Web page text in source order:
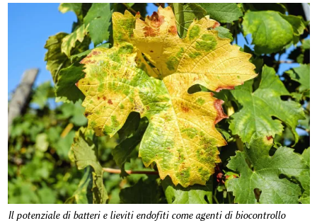
Il potenziale di batteri e lieviti endofiti come agenti di biocontrollo